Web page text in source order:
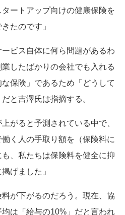
ートアップ向けの健康保険を
たのです」
ビス自体に何ら問題があるわ
したばかりの会社でも入れる
保険」であるため「どうして
と吉澤氏は指摘する。
がると予測されている中で、
く人の手取り額を（保険料に
、私たちは保険料を健全に抑
げました」
が下がるのだろう。現在、協
は「給与の10%」だと言われ